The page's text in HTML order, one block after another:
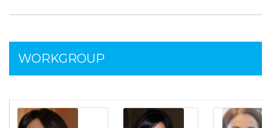
WORKGROUP